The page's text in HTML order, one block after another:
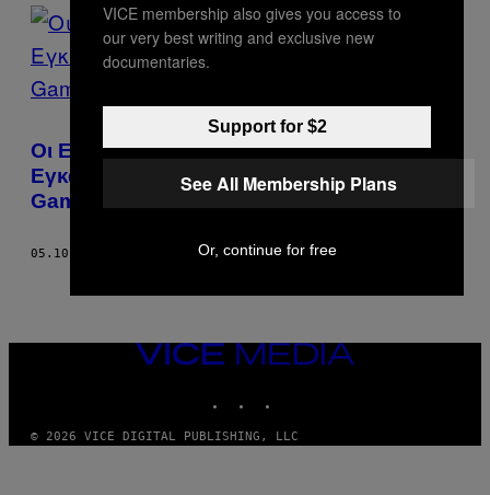
POSTS
BY
THIS
AUTHOR
Οι Εμπειρίες των Προσφύγων που
Εγκαταλείπουν τη Συρία Γίνονται Video
Game
05.10.17 CHRIS PRIESTMAN
VICE
MEDIA
© 2026 VICE DIGITAL PUBLISHING, LLC
VICE membership also gives you access to
our very best writing and exclusive new
documentaries.
Support for $2
See All Membership Plans
Or, continue for free